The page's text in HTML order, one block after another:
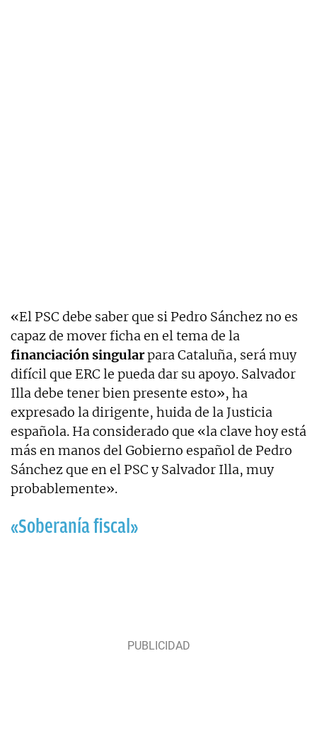
«El PSC debe saber que si Pedro Sánchez no es
capaz de mover ficha en el tema de la
financiación singularpara Cataluña, será muy
difícil que ERC le pueda dar su apoyo. Salvador
Illa debe tener bien presente esto», ha
expresado la dirigente, huida de la Justicia
española. Ha considerado que «la clave hoy está
más en manos del Gobierno español de Pedro
Sánchez que en el PSC y Salvador Illa, muy
probablemente».
«Soberanía fiscal»